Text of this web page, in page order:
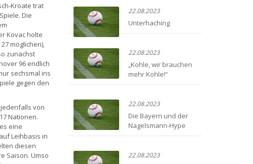
Kroate trat
Die
Kovac holte
möglichen),
zunächst
96 endlich
sechsmal ins
gegen den
jedenfalls von
Nationen.
eine
Leihbasis in
diesen
Saison. Umso
22.08.2023
Unterhaching
22.08.2023
„Kohle, wir brauchen
mehr Kohle!“
22.08.2023
Die Bayern und der
Nagelsmann-Hype
22.08.2023